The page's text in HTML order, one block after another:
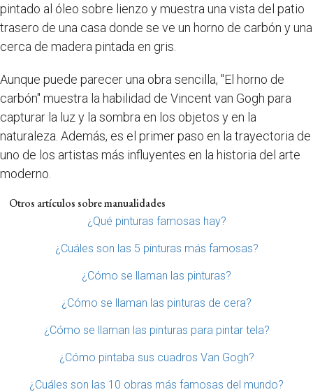
pintado al óleo sobre lienzo y muestra una vista del patio
trasero de una casa donde se ve un horno de carbón y una
cerca de madera pintada en gris.
Aunque puede parecer una obra sencilla, "El horno de
carbón" muestra la habilidad de Vincent van Gogh para
capturar la luz y la sombra en los objetos y en la
naturaleza. Además, es el primer paso en la trayectoria de
uno de los artistas más influyentes en la historia del arte
moderno.
Otros artículos sobre manualidades
¿Qué pinturas famosas hay?
¿Cuáles son las 5 pinturas más famosas?
¿Cómo se llaman las pinturas?
¿Cómo se llaman las pinturas de cera?
¿Cómo se llaman las pinturas para pintar tela?
¿Cómo pintaba sus cuadros Van Gogh?
¿Cuáles son las 10 obras más famosas del mundo?